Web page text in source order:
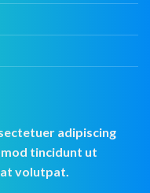
adipiscing
tincidunt ut
volutpat.